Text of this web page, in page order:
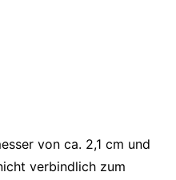
von ca. 2,1 cm und
verbindlich zum